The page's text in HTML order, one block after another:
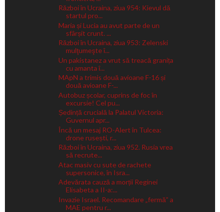
Război în Ucraina, ziua 954: Kievul dă
startul pro...
Maria și Lucia au avut parte de un
sfârșit crunt. ...
Război în Ucraina, ziua 953: Zelenski
mulţumeşte î...
Un pakistanez a vrut să treacă granița
cu amanta î...
MApN a trimis două avioane F-16 și
două avioane F-...
Autobuz școlar, cuprins de foc în
excursie! Cel pu...
Ședință crucială la Palatul Victoria:
Guvernul apr...
Încă un mesaj RO-Alert în Tulcea:
drone rusești, r...
Război în Ucraina, ziua 952. Rusia vrea
să recrute...
Atac masiv cu sute de rachete
supersonice, în Isra...
Adevărata cauză a morții Reginei
Elisabeta a II-a:...
Invazie Israel. Recomandare „fermă” a
MAE pentru r...